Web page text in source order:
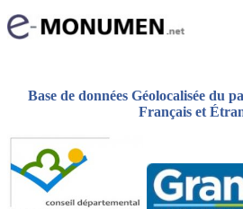
Base de données Géolocalisée du
Français et